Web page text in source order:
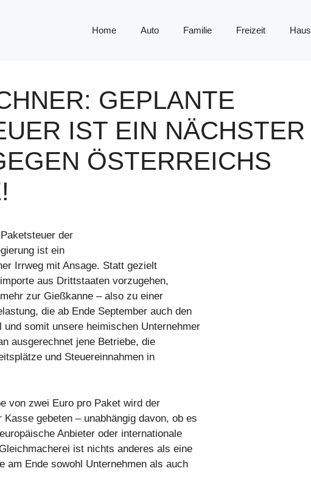
Home Auto Familie Freizeit Haus
GEPLANTE
IST EIN NÄCHSTER
ÖSTERREICHS
der
ist ein
Irrweg mit Ansage. Statt gezielt
aus Drittstaaten vorzugehen,
zur Gießkanne – also zu einer
die ab Ende September auch den
und somit unsere heimischen Unternehmer
ausgerechnet jene Betriebe, die
und Steuereinnahmen in
von zwei Euro pro Paket wird der
gebeten – unabhängig davon, ob es
Anbieter oder internationale
ist nichts anderes als eine
am Ende sowohl Unternehmen als auch